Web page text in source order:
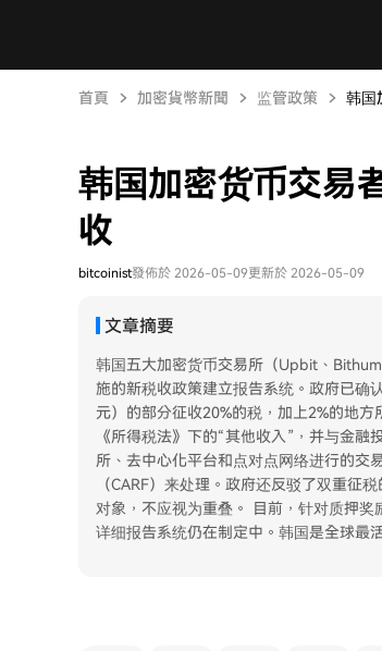
首頁 加密貨幣新聞 监管政策 韩国
韩国加密货币交易
收
bitcoinist發佈於 2026-05-09更新於 2026-05-09
文章摘要
韩国五大加密货币交易所（Upbit、
施的新税收政策建立报告系统。政府已确
元）的部分征收20%的税，加上2%的地
《所得税法》下的“其他收入”，并与金
所、去中心化平台和点对点网络进行的交
（CARF）来处理。政府还反驳了双重征
对象，不应视为重叠。 目前，针对质押
详细报告系统仍在制定中。韩国是全球最